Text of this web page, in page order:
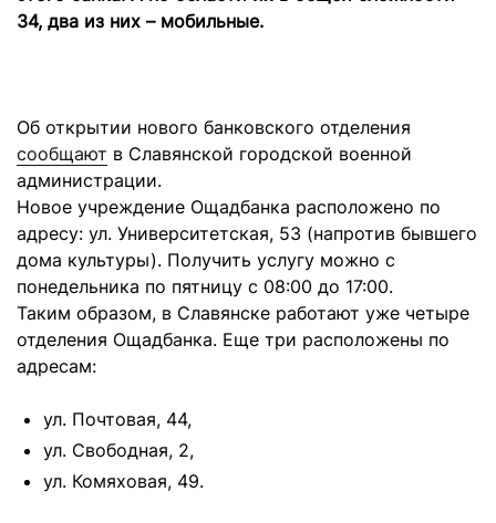
34, два из них – мобильные.
Об открытии нового банковского отделения
сообщают в Славянской городской военной
администрации.
Новое учреждение Ощадбанка расположено по
адресу: ул. Университетская, 53 (напротив бывшего
дома культуры). Получить услугу можно с
понедельника по пятницу с 08:00 до 17:00.
Таким образом, в Славянске работают уже четыре
отделения Ощадбанка. Еще три расположены по
адресам:
ул. Почтовая, 44,
ул. Свободная, 2,
ул. Комяховая, 49.